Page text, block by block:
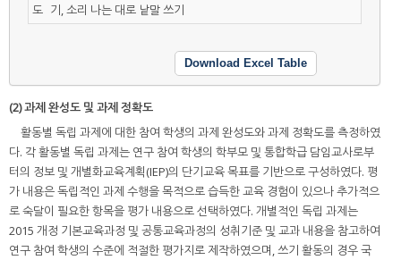
도 기, 소리 나는 대로 낱말 쓰기
Download Excel Table
(2) 과제 완성도 및 과제 정확도
활동별 독립 과제에 대한 참여 학생의 과제 완성도와 과제 정확도를 측정하였
다. 각 활동별 독립 과제는 연구 참여 학생의 학부모 및 통합학급 담임교사로부
터의 정보 및 개별화교육계획(IEP)의 단기교육 목표를 기반으로 구성하였다. 평
가 내용은 독립적인 과제 수행을 목적으로 습득한 교육 경험이 있으나 추가적으
로 숙달이 필요한 항목을 평가 내용으로 선택하였다. 개별적인 독립 과제는
2015 개정 기본교육과정 및 공통교육과정의 성취기준 및 교과 내용을 참고하여
연구 참여 학생의 수준에 적절한 평가지로 제작하였으며, 쓰기 활동의 경우 국